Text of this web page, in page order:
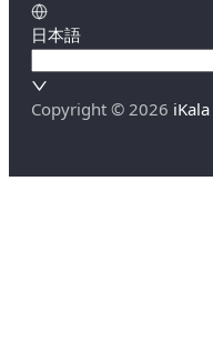
日本語
Copyright © 2026 iKala